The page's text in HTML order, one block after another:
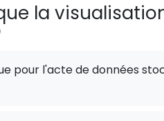
la
pour l'acte de données